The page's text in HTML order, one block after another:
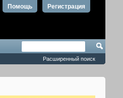
Регистрация
Помощь
Расширенный поиск